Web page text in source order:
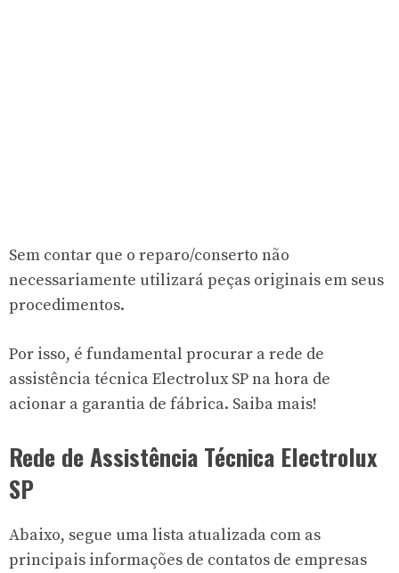
Sem contar que o reparo/conserto não
necessariamente utilizará peças originais em seus
procedimentos.
Por isso, é fundamental procurar a rede de
assistência técnica Electrolux SP na hora de
acionar a garantia de fábrica. Saiba mais!
Rede de Assistência Técnica Electrolux
SP
Abaixo, segue uma lista atualizada com as
principais informações de contatos de empresas